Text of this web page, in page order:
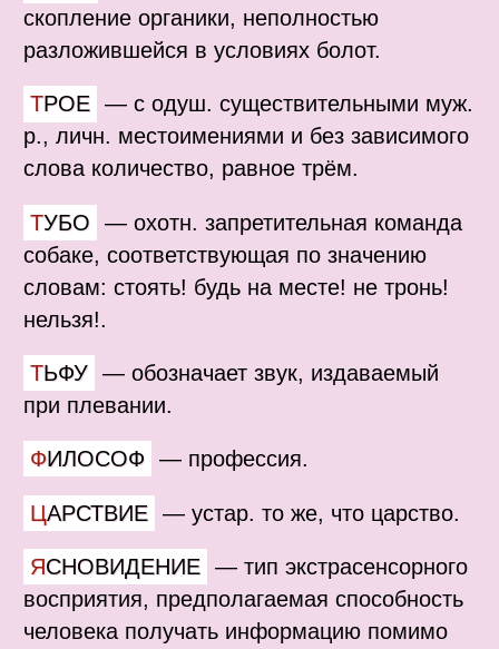
скопление органики, неполностью
разложившейся в условиях болот.
ТРОЕ — с одуш. существительными муж.
р., личн. местоимениями и без зависимого
слова количество, равное трём.
ТУБО — охотн. запретительная команда
собаке, соответствующая по значению
словам: стоять! будь на месте! не тронь!
нельзя!.
ТЬФУ — обозначает звук, издаваемый
при плевании.
ФИЛОСОФ — профессия.
ЦАРСТВИЕ — устар. то же, что царство.
ЯСНОВИДЕНИЕ — тип экстрасенсорного
восприятия, предполагаемая способность
человека получать информацию помимо